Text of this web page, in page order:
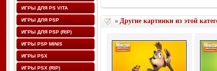
ИГРЫ ДЛЯ PS VITA
ИГРЫ ДЛЯ PSP
ИГРЫ ДЛЯ PSP (RIP)
ИГРЫ PSP MINIS
ИГРЫ PSX
ИГРЫ PSX (RIP)
» Другие картинки из этой